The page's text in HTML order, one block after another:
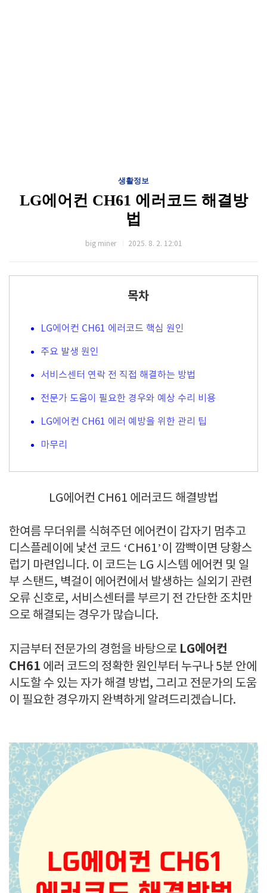
생활정보
LG에어컨 CH61 에러코드 해결방
법
big miner 2025. 8. 2. 12:01
목차
LG에어컨 CH61 에러코드 핵심 원인
주요 발생 원인
서비스센터 연락 전 직접 해결하는 방법
전문가 도움이 필요한 경우와 예상 수리 비용
LG에어컨 CH61 에러 예방을 위한 관리 팁
마무리
LG에어컨 CH61 에러코드 해결방법
한여름 무더위를 식혀주던 에어컨이 갑자기 멈추고
디스플레이에 낯선 코드 ‘CH61’이 깜빡이면 당황스
럽기 마련입니다. 이 코드는 LG 시스템 에어컨 및 일
부 스탠드, 벽걸이 에어컨에서 발생하는 실외기 관련
오류 신호로, 서비스센터를 부르기 전 간단한 조치만
으로 해결되는 경우가 많습니다.
지금부터 전문가의 경험을 바탕으로 LG에어컨
CH61 에러 코드의 정확한 원인부터 누구나 5분 안에
시도할 수 있는 자가 해결 방법, 그리고 전문가의 도움
이 필요한 경우까지 완벽하게 알려드리겠습니다.